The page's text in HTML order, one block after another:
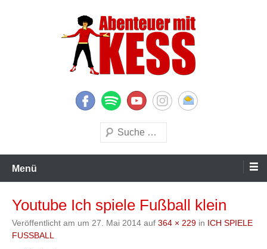
Abenteuer mit KESS
Suchen
Menü
Youtube Ich spiele Fußball klein
Veröffentlicht am um 27. Mai 2014 auf 364 × 229 in ICH SPIELE
FUSSBALL